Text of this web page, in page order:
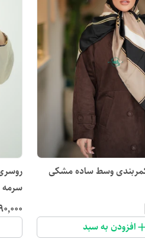
وسط ساده مشکی
افزودن به سبد
سرمه